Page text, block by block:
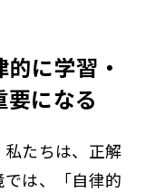
に学習・
になる
たちは、正解
は、「自律的